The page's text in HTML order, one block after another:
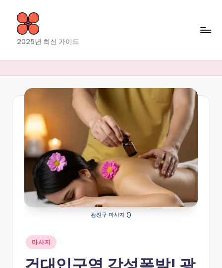
content
소
라
출
장
마
사
지
2025년 최신 가이드
광진구 마사지 ()
Posted
in
마사지